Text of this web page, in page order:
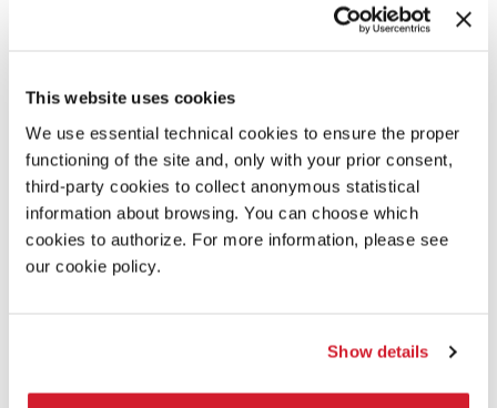
This website uses cookies
We use essential technical cookies to ensure the proper
functioning of the site and, only with your prior consent,
third-party cookies to collect anonymous statistical
information about browsing. You can choose which
cookies to authorize. For more information, please see
our cookie policy.
Show details